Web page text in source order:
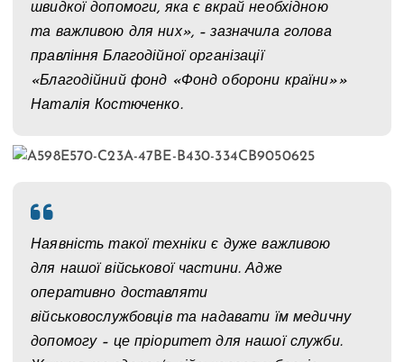
швидкої допомоги, яка є вкрай необхідною
та важливою для них», – зазначила голова
правління Благодійної організації
«Благодійний фонд «Фонд оборони країни»»
Наталія Костюченко.
Наявність такої техніки є дуже важливою
для нашої військової частини. Адже
оперативно доставляти
військовослужбовців та надавати їм медичну
допомогу – це пріоритет для нашої служби.